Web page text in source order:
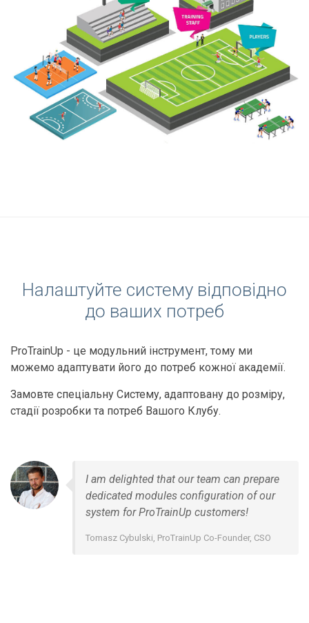
Налаштуйте систему відповідно
до ваших потреб
ProTrainUp - це модульний інструмент, тому ми
можемо адаптувати його до потреб кожної академії.
Замовте спеціальну Систему, адаптовану до розміру,
стадії розробки та потреб Вашого Клубу.
I am delighted that our team can prepare
dedicated modules configuration of our
system for ProTrainUp customers!
Tomasz Cybulski, ProTrainUp Co-Founder, CSO